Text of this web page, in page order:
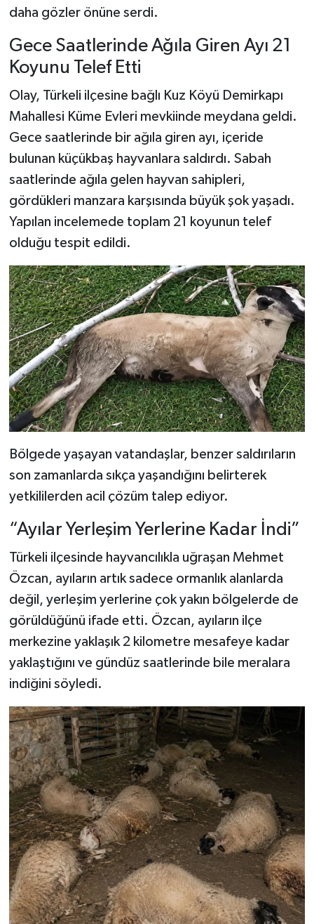
daha gözler önüne serdi.
Gece Saatlerinde Ağıla Giren Ayı 21
Koyunu Telef Etti
Olay, Türkeli ilçesine bağlı Kuz Köyü Demirkapı
Mahallesi Küme Evleri mevkiinde meydana geldi.
Gece saatlerinde bir ağıla giren ayı, içeride
bulunan küçükbaş hayvanlara saldırdı. Sabah
saatlerinde ağıla gelen hayvan sahipleri,
gördükleri manzara karşısında büyük şok yaşadı.
Yapılan incelemede toplam 21 koyunun telef
olduğu tespit edildi.
Bölgede yaşayan vatandaşlar, benzer saldırıların
son zamanlarda sıkça yaşandığını belirterek
yetkililerden acil çözüm talep ediyor.
“Ayılar Yerleşim Yerlerine Kadar İndi”
Türkeli ilçesinde hayvancılıkla uğraşan Mehmet
Özcan, ayıların artık sadece ormanlık alanlarda
değil, yerleşim yerlerine çok yakın bölgelerde de
görüldüğünü ifade etti. Özcan, ayıların ilçe
merkezine yaklaşık 2 kilometre mesafeye kadar
yaklaştığını ve gündüz saatlerinde bile meralara
indiğini söyledi.
Şenpazar Haberleri
Seydiler Haberleri
Tosya Haberleri
Karadeniz Haberleri
Teknoloji Haberleri
Siyaset Haberleri
Dünya Haberleri
Yerel Haberler
Haber Arşivi